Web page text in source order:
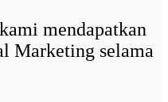
mendapatkan
Marketing selama